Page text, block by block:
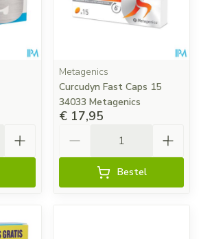
Metagenics
Curcudyn Fast Caps 15
34033 Metagenics
€ 17,95
Bestel